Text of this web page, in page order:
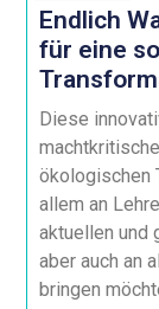
Endlich
für eine
Diese
ökologischen
allem an
aktuellen und
aber auch an
bringen